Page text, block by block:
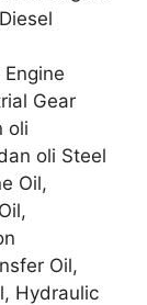
Gear
oli
oli Steel
Oil,
Oil,
Hydraulic